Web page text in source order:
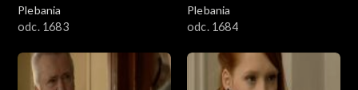
Plebania
odc. 1683
Plebania
odc. 1684